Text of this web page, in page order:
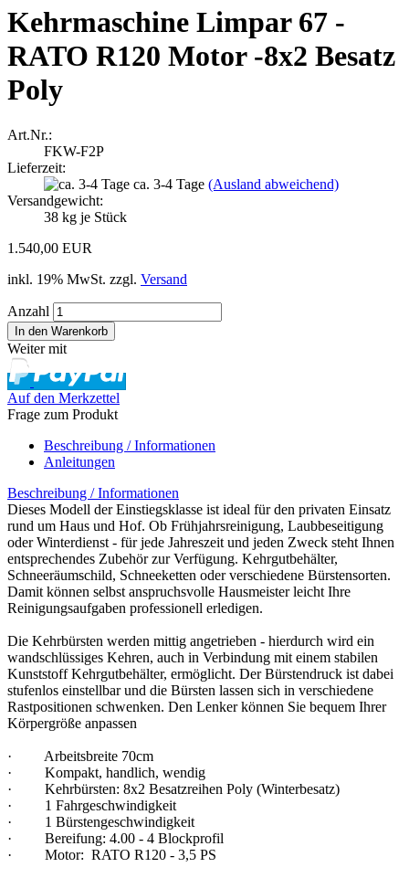
Kehrmaschine Limpar 67 -
RATO R120 Motor -8x2 Besatz
Poly
Art.Nr.:
FKW-F2P
Lieferzeit:
ca. 3-4 Tage (Ausland abweichend)
Versandgewicht:
38 kg je Stück
1.540,00 EUR
inkl. 19% MwSt. zzgl. Versand
Anzahl
Weiter mit
Auf den Merkzettel
Frage zum Produkt
Beschreibung / Informationen
Anleitungen
Beschreibung / Informationen
Dieses Modell der Einstiegsklasse ist ideal für den privaten Einsatz
rund um Haus und Hof. Ob Frühjahrsreinigung, Laubbeseitigung
oder Winterdienst - für jede Jahreszeit und jeden Zweck steht Ihnen
entsprechendes Zubehör zur Verfügung. Kehrgutbehälter,
Schneeräumschild, Schneeketten oder verschiedene Bürstensorten.
Damit können selbst anspruchsvolle Hausmeister leicht Ihre
Reinigungsaufgaben professionell erledigen.
Die Kehrbürsten werden mittig angetrieben - hierdurch wird ein
wandschlüssiges Kehren, auch in Verbindung mit einem stabilen
Kunststoff Kehrgutbehälter, ermöglicht. Der Bürstendruck ist dabei
stufenlos einstellbar und die Bürsten lassen sich in verschiedene
Rastpositionen schwenken. Den Lenker können Sie bequem Ihrer
Körpergröße anpassen
· Arbeitsbreite 70cm
· Kompakt, handlich, wendig
· Kehrbürsten: 8x2 Besatzreihen Poly (Winterbesatz)
· 1 Fahrgeschwindigkeit
· 1 Bürstengeschwindigkeit
· Bereifung: 4.00 - 4 Blockprofil
· Motor: RATO R120 - 3,5 PS